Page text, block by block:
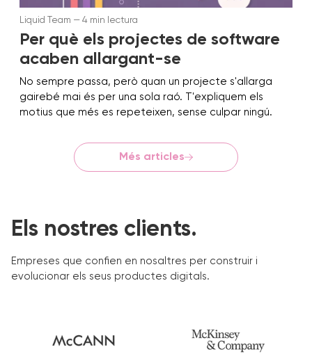
Liquid Team — 4 min lectura
Per què els projectes de software
acaben allargant-se
No sempre passa, però quan un projecte s'allarga
gairebé mai és per una sola raó. T'expliquem els
motius que més es repeteixen, sense culpar ningú.
Més articles
Els nostres clients.
Empreses que confien en nosaltres per construir i
evolucionar els seus productes digitals.